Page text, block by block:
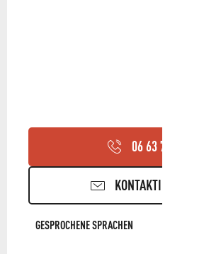
06 63 79 22
KONTAKTIEREN SIE UNS
GESPROCHENE SPRACHEN
GESPROCHENE SPRACHEN